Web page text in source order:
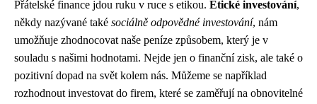
Přátelské finance jdou ruku v ruce s etikou. Etické investování,
někdy nazývané také sociálně odpovědné investování, nám
umožňuje zhodnocovat naše peníze způsobem, který je v
souladu s našimi hodnotami. Nejde jen o finanční zisk, ale také o
pozitivní dopad na svět kolem nás. Můžeme se například
rozhodnout investovat do firem, které se zaměřují na obnovitelné